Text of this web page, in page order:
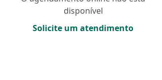
disponível
Solicite um atendimento